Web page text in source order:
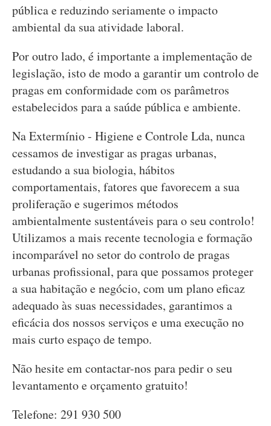
pública e reduzindo seriamente o impacto
ambiental da sua atividade laboral.
Por outro lado, é importante a implementação de
legislação, isto de modo a garantir um controlo de
pragas em conformidade com os parâmetros
estabelecidos para a saúde pública e ambiente.
Na Extermínio - Higiene e Controle Lda, nunca
cessamos de investigar as pragas urbanas,
estudando a sua biologia, hábitos
comportamentais, fatores que favorecem a sua
proliferação e sugerimos métodos
ambientalmente sustentáveis para o seu controlo!
Utilizamos a mais recente tecnologia e formação
incomparável no setor do controlo de pragas
urbanas profissional, para que possamos proteger
a sua habitação e negócio, com um plano eficaz
adequado às suas necessidades, garantimos a
eficácia dos nossos serviços e uma execução no
mais curto espaço de tempo.
Não hesite em contactar-nos para pedir o seu
levantamento e orçamento gratuito!
Telefone: 291 930 500